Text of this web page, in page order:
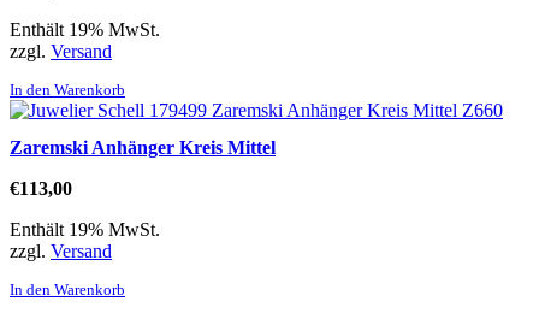
Enthält 19% MwSt.
zzgl. Versand
In den Warenkorb
Zaremski Anhänger Kreis Mittel
€113,00
Enthält 19% MwSt.
zzgl. Versand
In den Warenkorb